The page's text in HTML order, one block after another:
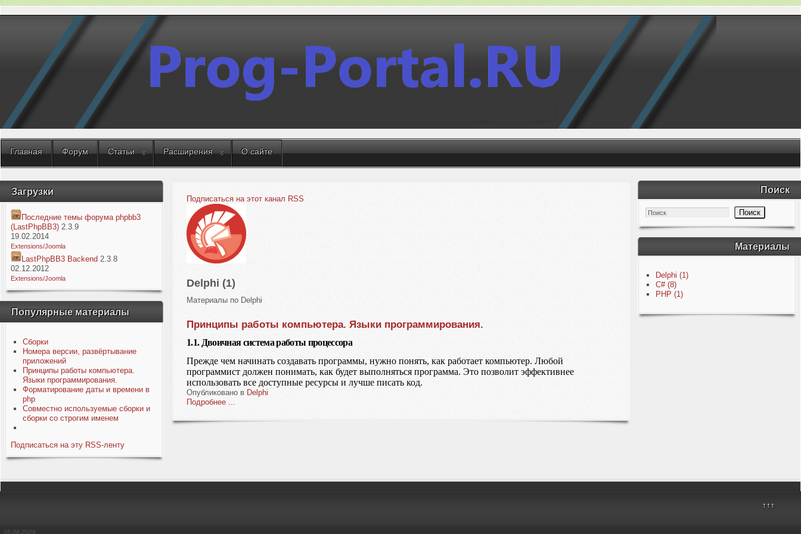
Главная Форум Статьи Расширения О сайте
Загрузки
Последние темы форума phpbb3
(LastPhpBB3)2.3.9
19.02.2014
Extensions/Joomla
LastPhpBB3 Backend 2.3.8
02.12.2012
Extensions/Joomla
Популярные материалы
Сборки
Номера версии, развёртывание
приложений
Принципы работы компьютера.
Языки программирования.
Форматирование даты и времени в
php
Совместно используемые сборки и
сборки со строгим именем
Подписаться на эту RSS-ленту
Подписаться на этот канал RSS
Delphi (1)
Материалы по Delphi
Принципы работы компьютера. Языки программирования.
1.1. Двоичная система работы процессора
Прежде чем начинать создавать программы, нужно понять, как работает компьютер. Любой
программист должен понимать, как будет выполняться программа. Это позволит эффективнее
использовать все доступные ресурсы и лучше писать код.
Опубликовано в Delphi
Подробнее ...
Поиск
Материалы
Delphi (1)
C#(8)
PHP (1)
↑↑↑
06.08.2026